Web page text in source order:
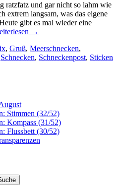
ratzfatz und gar nicht so lahm wie
extrem langsam, was das eigene
gibt es mal wieder eine
→
, Gruß, Meerschnecken,
Schnecken, Schneckenpost, Sticken
Stimmen (32/52)
Kompass (31/52)
Flussbett (30/52)